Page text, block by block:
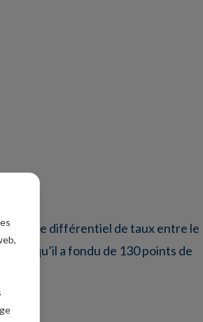
le différentiel de taux entre le
qu’il a fondu de 130 points de